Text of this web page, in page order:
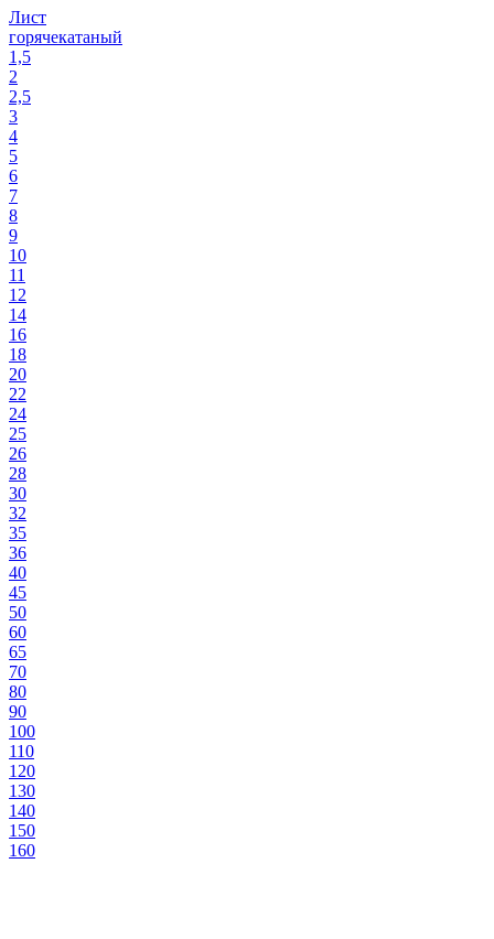
Лист
горячекатаный
1,5
2
2,5
3
4
5
6
7
8
9
10
11
12
14
16
18
20
22
24
25
26
28
30
32
35
36
40
45
50
60
65
70
80
90
100
110
120
130
140
150
160